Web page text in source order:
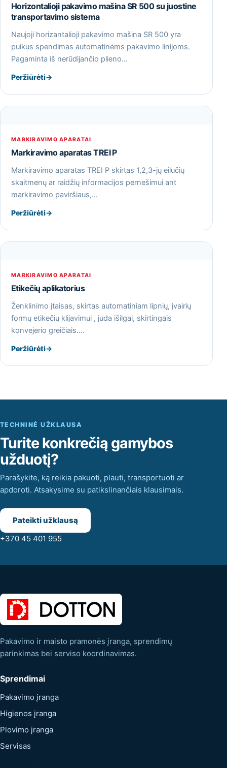
Horizontalioji pakavimo mašina SR 500 su juostine
transportavimo sistema
Naujoji horizantalioji pakavimo mašina SR 500 yra
puikus spendimas automatinėms pakavimo linijoms.
Pagaminta iš nerūdijančio plieno…
Peržiūrėti→
MARKIRAVIMO APARATAI
Markiravimo aparatas TREI P
Markiravimo aparatas TREI P skirtas 1,2,3-jų eilučių
skaitmenų ar raidžių informacijos pernešimui ant
markiravimo paviršiaus,…
Peržiūrėti→
MARKIRAVIMO APARATAI
Etikečių aplikatorius
Ženklinimo įtaisas, skirtas automatiniam lipnių, įvairių
formų etikečių klijavimui , juda išilgai, skirtingais
konvejerio greičiais.…
Peržiūrėti→
TECHNINĖ UŽKLAUSA
Turite konkrečią gamybos
užduotį?
Parašykite, ką reikia pakuoti, plauti, transportuoti ar
apdoroti. Atsakysime su patikslinančiais klausimais.
Pateikti užklausą
+370 45 401 955
Pakavimo ir maisto pramonės įranga, sprendimų
parinkimas bei serviso koordinavimas.
Sprendimai
Pakavimo įranga
Higienos įranga
Plovimo įranga
Servisas